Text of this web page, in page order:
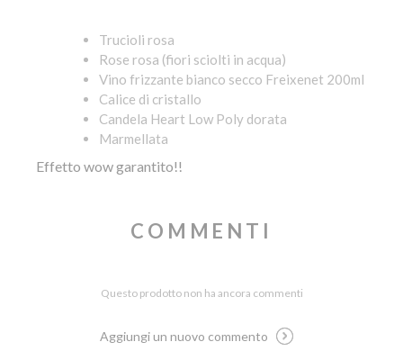
Trucioli rosa
Rose rosa (fiori sciolti in acqua)
Vino frizzante bianco secco Freixenet 200ml
Calice di cristallo
Candela Heart Low Poly dorata
Marmellata
Effetto wow garantito!!
COMMENTI
Questo prodotto non ha ancora commenti
Aggiungi un nuovo commento